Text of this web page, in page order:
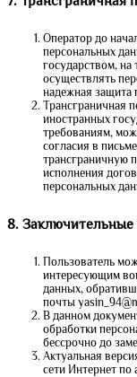
Оператор до
персональных
государством, на
осуществлять
надежная защита
Трансграничная
иностранных
требованиям,
согласия в
трансграничную
исполнения
персональных
8. Заключительные
Пользователь
интересующим
данных,
почты
В данном
обработки
бессрочно до
Актуальная
сети Интернет